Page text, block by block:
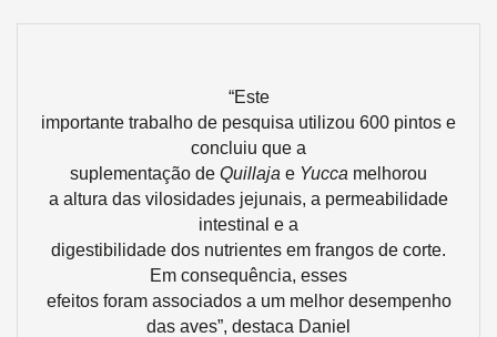
“Este
importante trabalho de pesquisa utilizou 600 pintos e
concluiu que a
suplementação de Quillaja e Yucca melhorou
a altura das vilosidades jejunais, a permeabilidade
intestinal e a
digestibilidade dos nutrientes em frangos de corte.
Em consequência, esses
efeitos foram associados a um melhor desempenho
das aves”, destaca Daniel